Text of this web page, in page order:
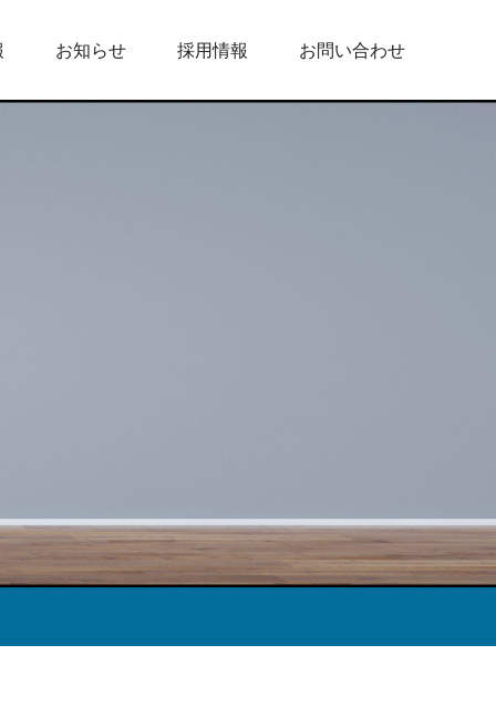
お知らせ 採用情報 お問い合わせ